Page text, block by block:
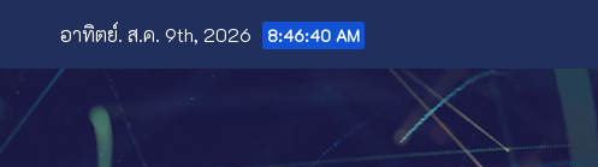
content
อาทิตย์. ส.ค. 9th, 2026 8:46:42 AM